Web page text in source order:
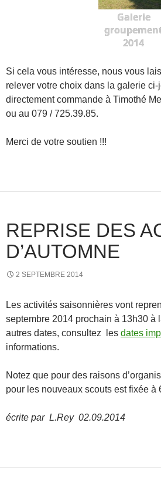
Galerie
2014
Si cela vous intéresse, nous vous
relever votre choix dans la galerie
directement commande à Timothé
ou au 079 / 725.39.85.
Merci de votre soutien !!!
REPRISE DES
D’AUTOMNE
2 SEPTEMBRE 2014
Les activités saisonnières vont
septembre 2014 prochain à 13h30 à
autres dates, consultez les dates
informations.
Notez que pour des raisons
pour les nouveaux scouts est fixée à
écrite par L.Rey 02.09.2014